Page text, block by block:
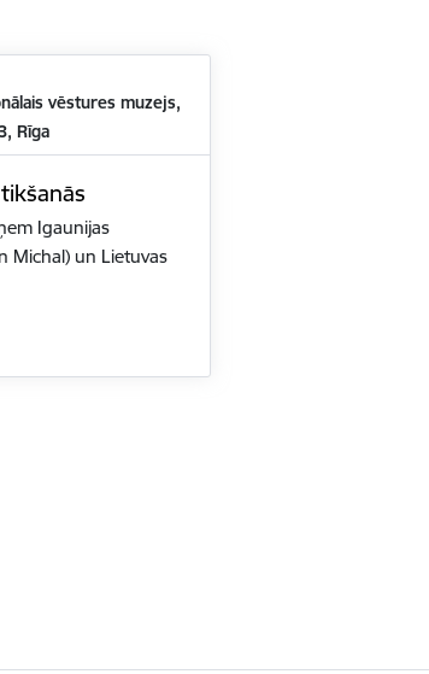
vēstures muzejs,
Rīga
Igaunijas
Michal) un Lietuvas